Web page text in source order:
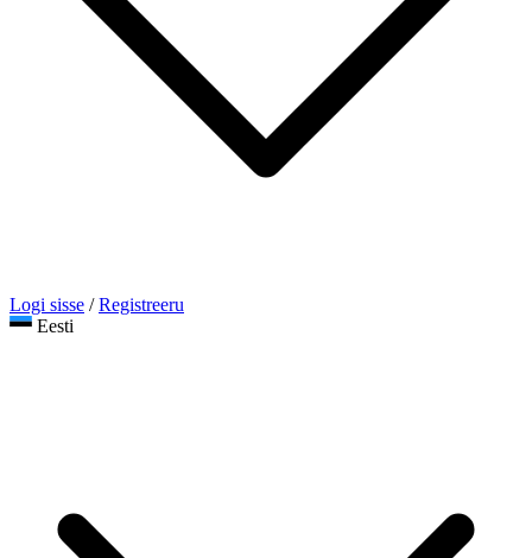
Logi sisse / Registreeru
Eesti